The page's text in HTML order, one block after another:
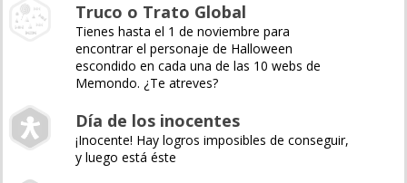
Truco o Trato Global
Tienes hasta el 1 de noviembre para
encontrar el personaje de Halloween
escondido en cada una de las 10 webs de
Memondo. ¿Te atreves?
Día de los inocentes
¡Inocente! Hay logros imposibles de conseguir,
y luego está éste